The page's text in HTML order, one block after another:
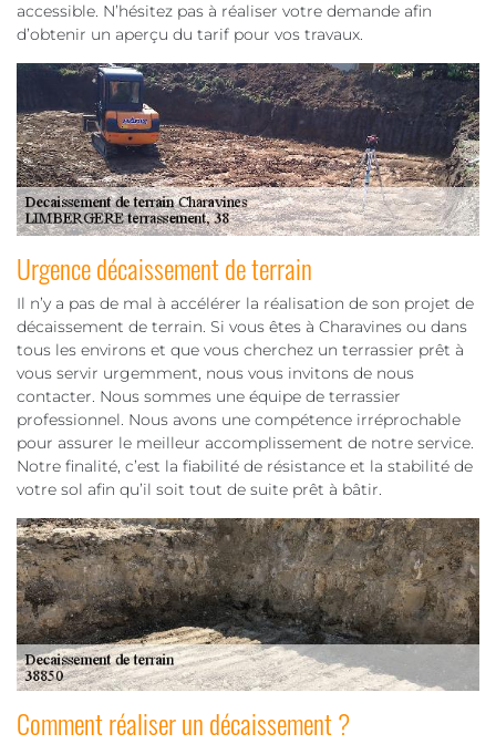
accessible. N’hésitez pas à réaliser votre demande afin
d’obtenir un aperçu du tarif pour vos travaux.
Urgence décaissement de terrain
Il n’y a pas de mal à accélérer la réalisation de son projet de
décaissement de terrain. Si vous êtes à Charavines ou dans
tous les environs et que vous cherchez un terrassier prêt à
vous servir urgemment, nous vous invitons de nous
contacter. Nous sommes une équipe de terrassier
professionnel. Nous avons une compétence irréprochable
pour assurer le meilleur accomplissement de notre service.
Notre finalité, c’est la fiabilité de résistance et la stabilité de
votre sol afin qu’il soit tout de suite prêt à bâtir.
Comment réaliser un décaissement ?